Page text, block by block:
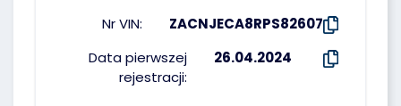
Nr VIN:
ZACNJECA8RPS82607
Data pierwszej
rejestracji:
26.04.2024